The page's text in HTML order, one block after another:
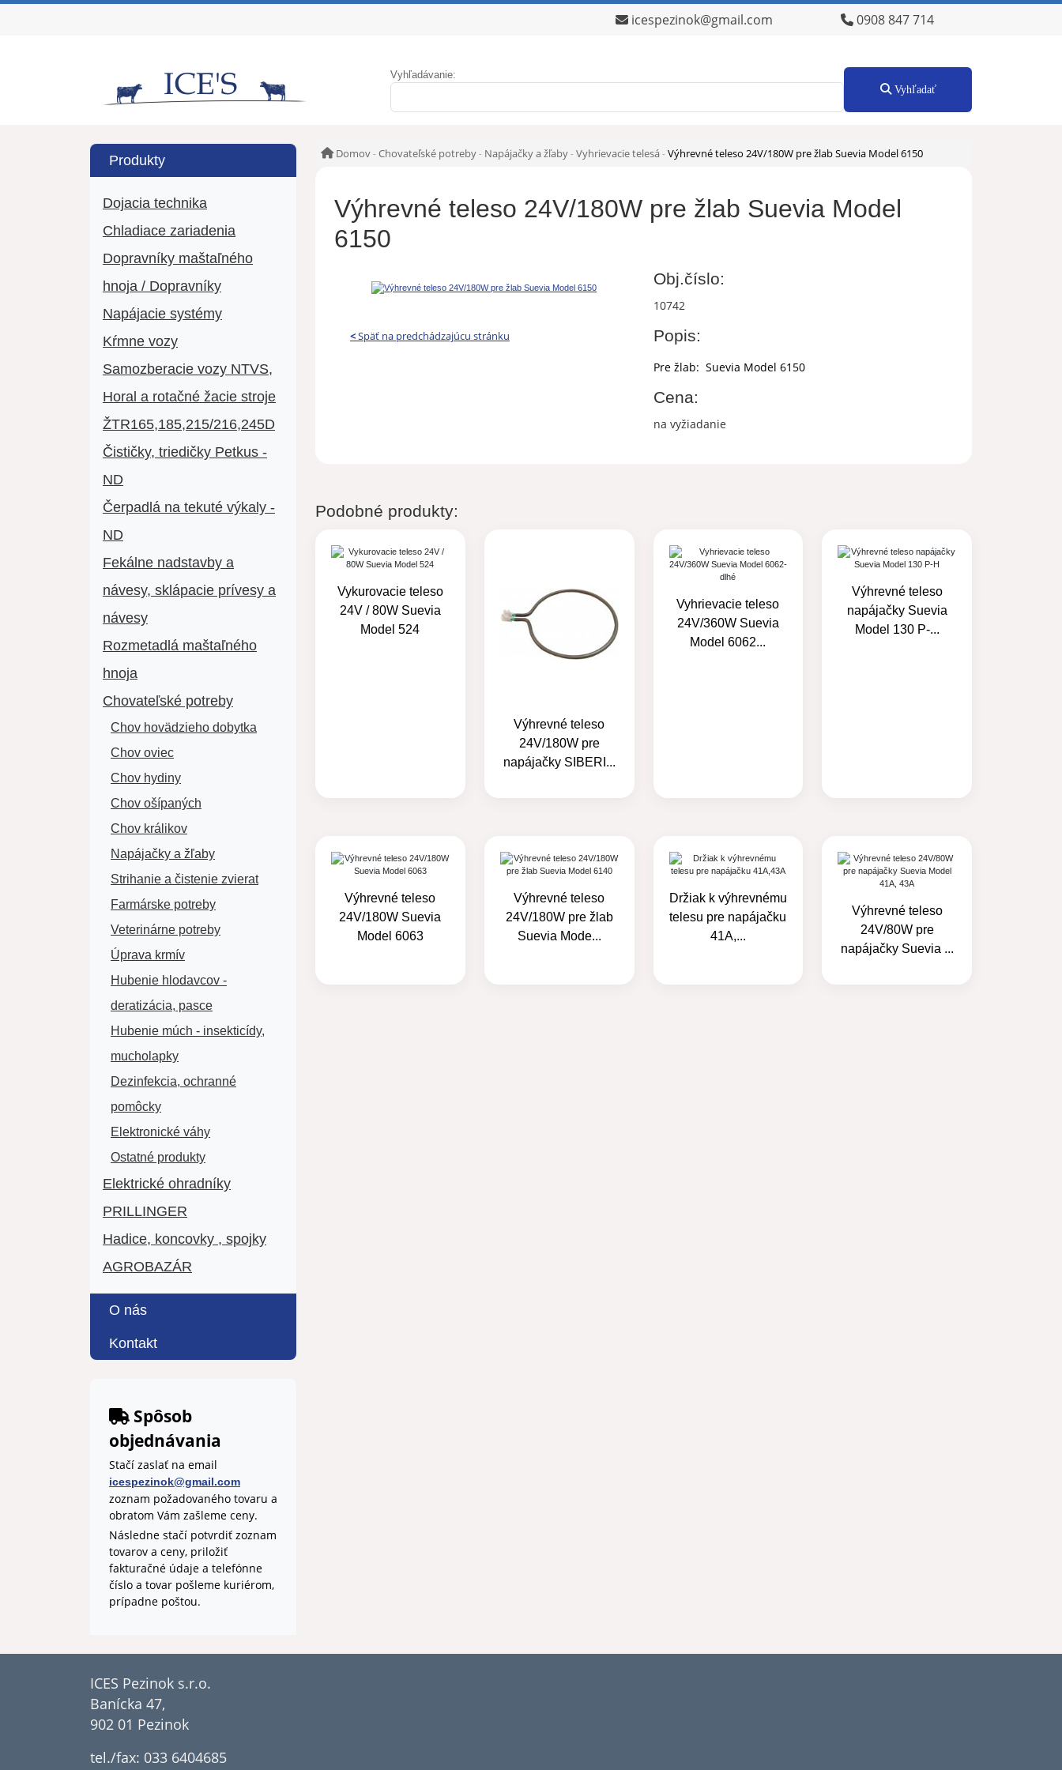
icespezinok@gmail.com 0908 847 714
Vyhľadávanie:
Vyhľadať
Produkty
Dojacia technika
Chladiace zariadenia
Dopravníky maštaľného
hnoja / Dopravníky
Napájacie systémy
Kŕmne vozy
Samozberacie vozy NTVS,
Horal a rotačné žacie stroje
ŽTR165,185,215/216,245D
Čističky, triedičky Petkus -
ND
Čerpadlá na tekuté výkaly -
ND
Fekálne nadstavby a
návesy, sklápacie prívesy a
návesy
Rozmetadlá maštaľného
hnoja
Chovateľské potreby
Chov hovädzieho dobytka
Chov oviec
Chov hydiny
Chov ošípaných
Chov králikov
Napájačky a žľaby
Strihanie a čistenie zvierat
Farmárske potreby
Veterinárne potreby
Úprava krmív
Hubenie hlodavcov -
deratizácia, pasce
Hubenie múch - insekticídy,
mucholapky
Dezinfekcia, ochranné
pomôcky
Elektronické váhy
Ostatné produkty
Elektrické ohradníky
PRILLINGER
Hadice, koncovky , spojky
AGROBAZÁR
O nás
Kontakt
Spôsob
objednávania
Stačí zaslať na email
icespezinok@gmail.com
zoznam požadovaného tovaru a
obratom Vám zašleme ceny.
Následne stačí potvrdiť zoznam
tovarov a ceny, priložiť
fakturačné údaje a telefónne
číslo a tovar pošleme kuriérom,
prípadne poštou.
Domov - Chovateľské potreby - Napájačky a žľaby - Vyhrievacie telesá - Výhrevné teleso 24V/180W pre žlab Suevia Model 6150
Výhrevné teleso 24V/180W pre žlab Suevia Model
6150
<Späť na predchádzajúcu stránku
Obj.číslo:
10742
Popis:
Pre žlab: Suevia Model 6150
Cena:
na vyžiadanie
Podobné produkty:
Vykurovacie teleso
24V / 80W Suevia
Model 524
Výhrevné teleso
24V/180W pre
napájačky SIBERI...
Vyhrievacie teleso
24V/360W Suevia
Model 6062...
Výhrevné teleso
napájačky Suevia
Model 130 P-...
Výhrevné teleso
24V/180W Suevia
Model 6063
Výhrevné teleso
24V/180W pre žlab
Suevia Mode...
Držiak k výhrevnému
telesu pre napájačku
41A,...
Výhrevné teleso
24V/80W pre
napájačky Suevia ...
ICES Pezinok s.r.o.
Banícka 47,
902 01 Pezinok
tel./fax: 033 6404685